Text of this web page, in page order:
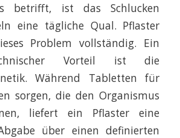
betrifft, ist das Schlucken
eine tägliche Qual. Pflaster
Problem vollständig. Ein
Vorteil ist die
Während Tabletten für
sorgen, die den Organismus
liefert ein Pflaster eine
über einen definierten